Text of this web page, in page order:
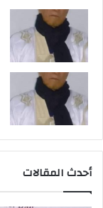
أحدث المقالات